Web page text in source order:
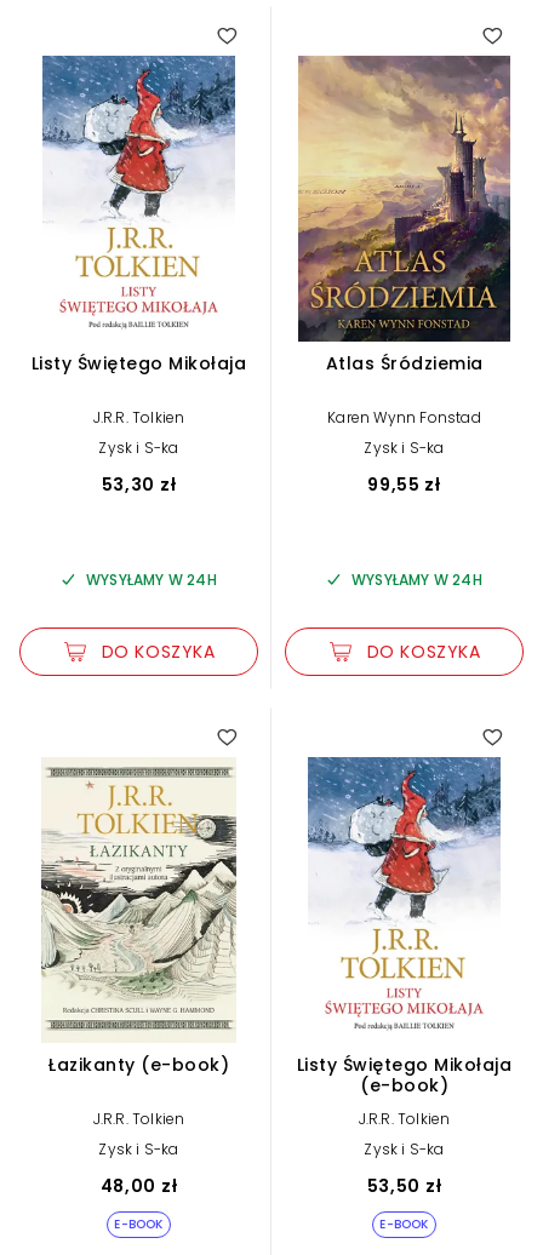
Listy Świętego Mikołaja
J.R.R. Tolkien
Zysk i S-ka
53,30 zł
WYSYŁAMY W 24H
DO KOSZYKA
Atlas Śródziemia
Karen Wynn Fonstad
Zysk i S-ka
99,55 zł
WYSYŁAMY W 24H
DO KOSZYKA
Łazikanty (e-book)
J.R.R. Tolkien
Zysk i S-ka
48,00 zł
E-BOOK
Listy Świętego Mikołaja
(e-book)
J.R.R. Tolkien
Zysk i S-ka
53,50 zł
E-BOOK